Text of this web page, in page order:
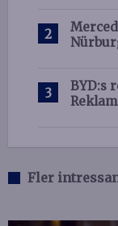
BYD:s
Fler